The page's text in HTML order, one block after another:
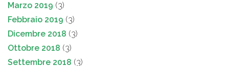
Marzo 2019 (3)
Febbraio 2019 (3)
Dicembre 2018 (3)
Ottobre 2018 (3)
Settembre 2018 (3)